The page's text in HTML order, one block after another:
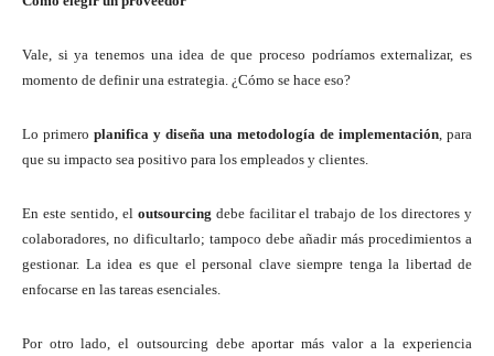
Vale, si ya tenemos una idea de que proceso podríamos externalizar, es
momento de definir una estrategia. ¿Cómo se hace eso?
Lo primero planifica y diseña una metodología de implementación , para
que su impacto sea positivo para los empleados y clientes.
En este sentido, el outsourcing debe facilitar el trabajo de los directores y
colaboradores, no dificultarlo; tampoco debe añadir más procedimientos a
gestionar. La idea es que el personal clave siempre tenga la libertad de
enfocarse en las tareas esenciales.
Por otro lado, el outsourcing debe aportar más valor a la experiencia